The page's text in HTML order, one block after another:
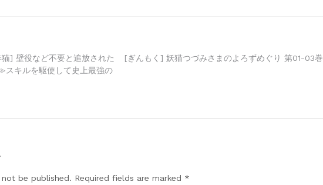
] 壁役など不要と追放された
キルを駆使して史上最強の
[ぎんもく] 妖猫つづみさまのよろずめぐり 第01-03巻
be published. Required fields are marked *